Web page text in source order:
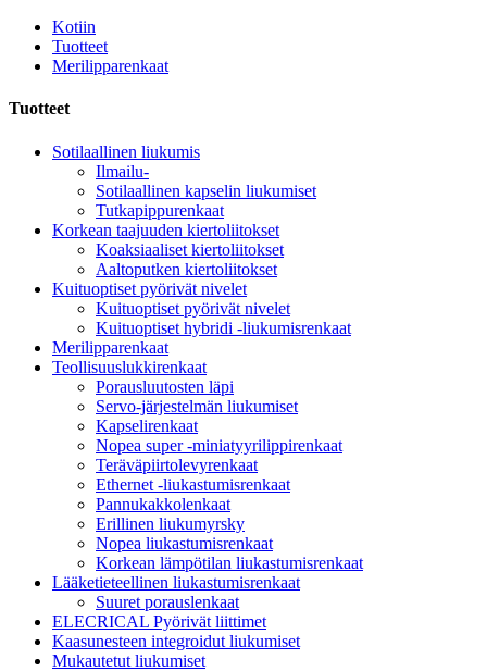
Kotiin
Tuotteet
Merilipparenkaat
Tuotteet
Sotilaallinen liukumis
Ilmailu-
Sotilaallinen kapselin liukumiset
Tutkapippurenkaat
Korkean taajuuden kiertoliitokset
Koaksiaaliset kiertoliitokset
Aaltoputken kiertoliitokset
Kuituoptiset pyörivät nivelet
Kuituoptiset pyörivät nivelet
Kuituoptiset hybridi -liukumisrenkaat
Merilipparenkaat
Teollisuuslukkirenkaat
Porausluutosten läpi
Servo-järjestelmän liukumiset
Kapselirenkaat
Nopea super -miniatyyrilippirenkaat
Teräväpiirtolevyrenkaat
Ethernet -liukastumisrenkaat
Pannukakkolenkaat
Erillinen liukumyrsky
Nopea liukastumisrenkaat
Korkean lämpötilan liukastumisrenkaat
Lääketieteellinen liukastumisrenkaat
Suuret porauslenkaat
ELECRICAL Pyörivät liittimet
Kaasunesteen integroidut liukumiset
Mukautetut liukumiset